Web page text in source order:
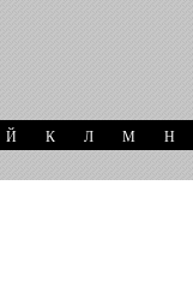
Й К Л М Н